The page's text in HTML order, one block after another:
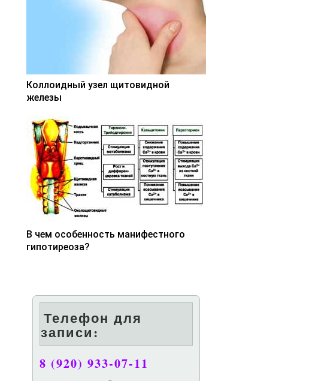
Коллоидный узел щитовидной
железы
В чем особенность манифестного
гипотиреоза?
Телефон для
записи:
8 (920) 933-07-11